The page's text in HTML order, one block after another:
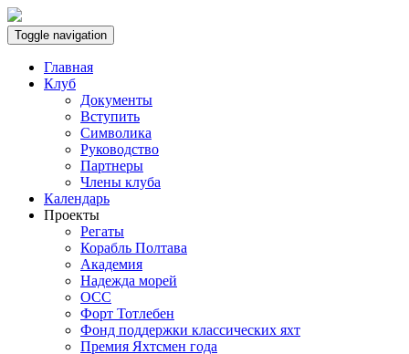
Toggle navigation
Главная
Клуб
Документы
Вступить
Символика
Руководство
Партнеры
Члены клуба
Календарь
Проекты
Регаты
Корабль Полтава
Академия
Надежда морей
ОСС
Форт Тотлебен
Фонд поддержки классических яхт
Премия Яхтсмен года